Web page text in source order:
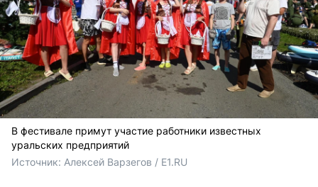
В фестивале примут участие работники известных
уральских предприятий
Источник: Алексей Варзегов / E1.RU